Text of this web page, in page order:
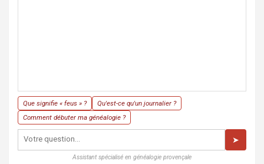
Que signifie « feus » ?
Qu'est-ce qu'un journalier ?
Comment débuter ma généalogie ?
➤
Assistant spécialisé en généalogie provençale